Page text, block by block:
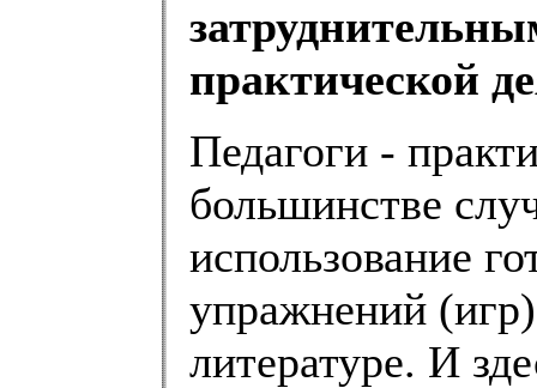
практической
Педагоги -
большинстве
использование
упражнений
литературе. И